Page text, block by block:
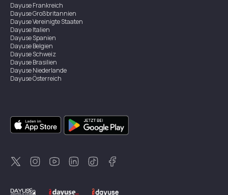
DayuseFrankreich
DayuseGroßbritannien
DayuseVereinigte Staaten
DayuseItalien
DayuseSpanien
DayuseBelgien
DayuseSchweiz
DayuseBrasilien
DayuseNiederlande
DayuseÖsterreich
DayuseSingapur
DayuseZweden
DayuseThailand
DayuseNeuseeland
DayuseTürkei